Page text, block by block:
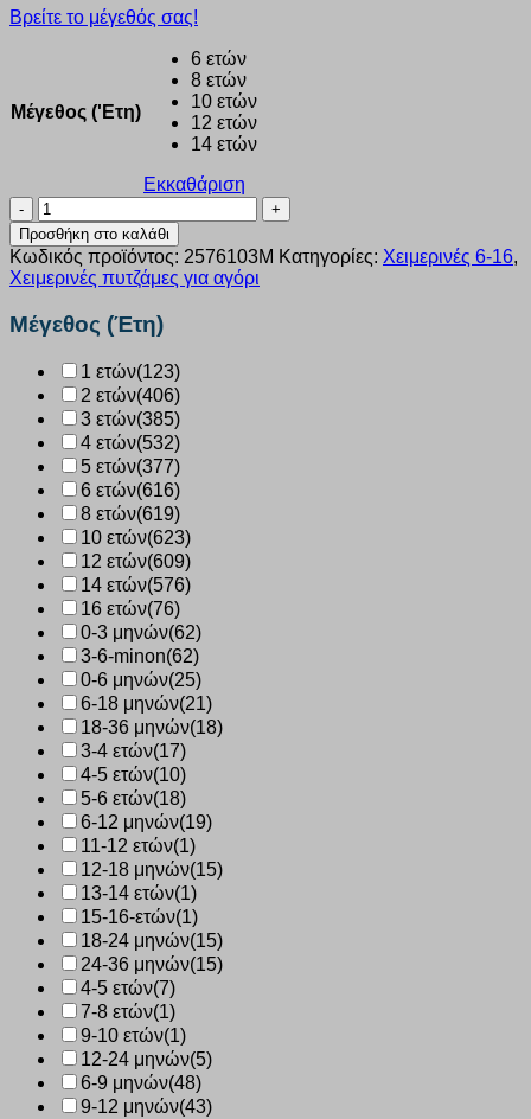
Βρείτε το μέγεθός σας!
Μέγεθος ('Ετη)
6 ετών
8 ετών
10 ετών
12 ετών
14 ετών
Εκκαθάριση
Πυζάμα
αγόρι
Dreams
“TECKNOLOGY”
ΜΑΥΡΟ
2576103
ποσότητα
Προσθήκη στο καλάθι
Κωδικός προϊόντος: 2576103Μ Κατηγορίες: Χειμερινές 6-16,
Χειμερινές πυτζάμες για αγόρι
Μέγεθος (Έτη)
1 ετών(123)
2 ετών(406)
3 ετών(385)
4 ετών(532)
5 ετών(377)
6 ετών(616)
8 ετών(619)
10 ετών(623)
12 ετών(609)
14 ετών(576)
16 ετών(76)
0-3 μηνών(62)
3-6-minon(62)
0-6 μηνών(25)
6-18 μηνών(21)
18-36 μηνών(18)
3-4 ετών(17)
4-5 ετών(10)
5-6 ετών(18)
6-12 μηνών(19)
11-12 ετών(1)
12-18 μηνών(15)
13-14 ετών(1)
15-16-ετών(1)
18-24 μηνών(15)
24-36 μηνών(15)
4-5 ετών(7)
7-8 ετών(1)
9-10 ετών(1)
12-24 μηνών(5)
6-9 μηνών(48)
9-12 μηνών(43)